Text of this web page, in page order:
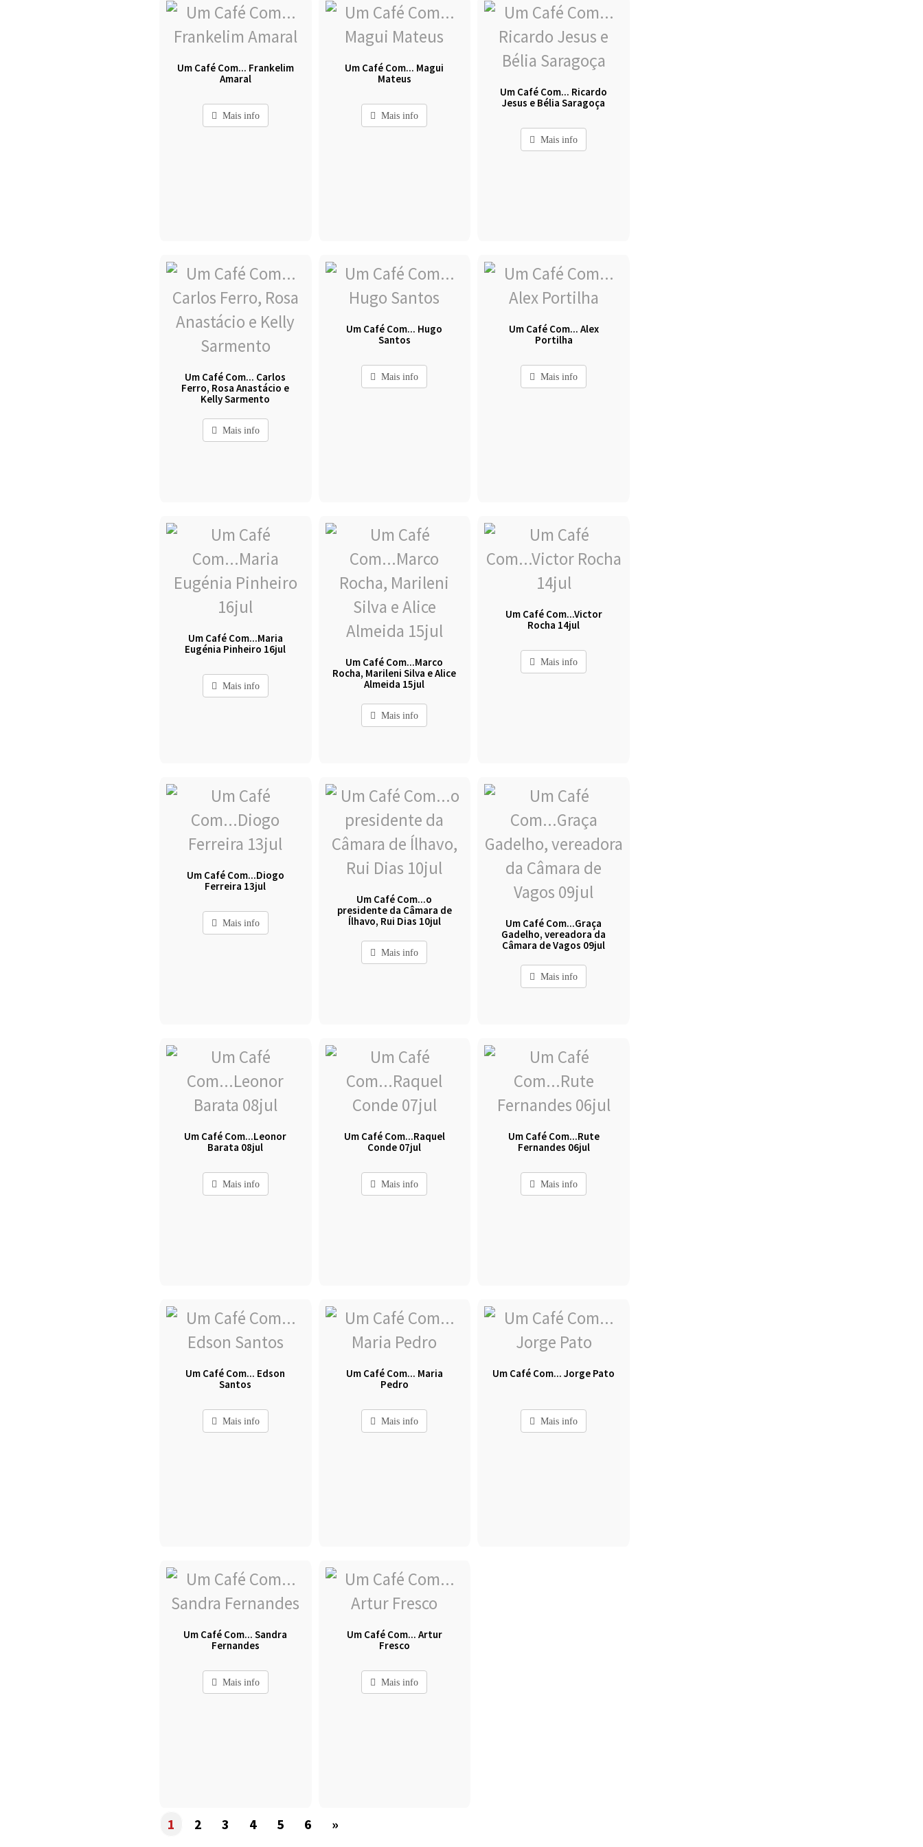
Um Café Com... Frankelim
Amaral
Mais info
Um Café Com... Magui
Mateus
Mais info
Um Café Com... Ricardo
Jesus e Bélia Saragoça
Mais info
Um Café Com... Carlos
Ferro, Rosa Anastácio e
Kelly Sarmento
Mais info
Um Café Com... Hugo
Santos
Mais info
Um Café Com... Alex
Portilha
Mais info
Um Café Com...Maria
Eugénia Pinheiro 16jul
Mais info
Um Café Com...Marco
Rocha, Marileni Silva e Alice
Almeida 15jul
Mais info
Um Café Com...Victor
Rocha 14jul
Mais info
Um Café Com...Diogo
Ferreira 13jul
Mais info
Um Café Com...o
presidente da Câmara de
Ílhavo, Rui Dias 10jul
Mais info
Um Café Com...Graça
Gadelho, vereadora da
Câmara de Vagos 09jul
Mais info
Um Café Com...Leonor
Barata 08jul
Mais info
Um Café Com...Raquel
Conde 07jul
Mais info
Um Café Com...Rute
Fernandes 06jul
Mais info
Um Café Com... Edson
Santos
Mais info
Um Café Com... Maria
Pedro
Mais info
Um Café Com... Jorge Pato
Mais info
Um Café Com... Sandra
Fernandes
Mais info
Um Café Com... Artur
Fresco
Mais info
1 2 3 4 5 6 »